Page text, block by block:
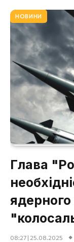
НОВИНИ
Глава
08:27 | 25.08.2025